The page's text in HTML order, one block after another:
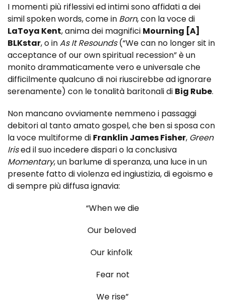
I momenti più riflessivi ed intimi sono affidati a dei
simil spoken words, come in Born, con la voce di
LaToya Kent, anima dei magnifici Mourning [A]
BLKstar, o inAs It Resounds(“We can no longer sit in
acceptance of our own spiritual recession” è un
monito drammaticamente vero e universale che
difficilmente qualcuno di noi riuscirebbe ad ignorare
serenamente) con le tonalità baritonali di Big Rube.
Non mancano ovviamente nemmeno i passaggi
debitori al tanto amato gospel, che ben si sposa con
la voce multiforme di Franklin James Fisher, Green
Irised il suo incedere dispari o la conclusiva
Momentary, un barlume di speranza, una luce in un
presente fatto di violenza ed ingiustizia, di egoismo e
di sempre più diffusa ignavia:
“When we die
Our beloved
Our kinfolk
Fear not
We rise”